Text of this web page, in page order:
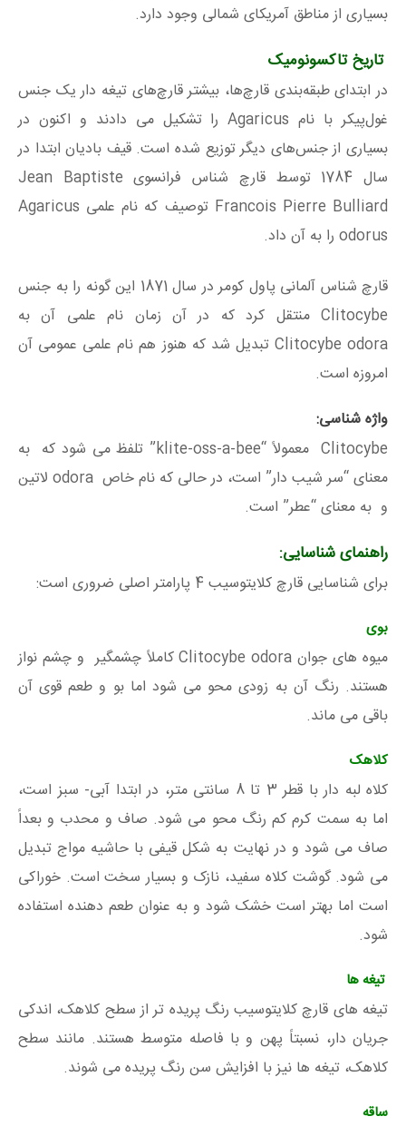
بسیاری از مناطق آمریکای شمالی وجود دارد.
تاریخ تاکسونومیک
در ابتدای طبقه‌بندی قارچ‌ها، بیشتر قارچ‌های تیغه دار یک جنس
غول‌پیکر با نام Agaricus را تشکیل می دادند و اکنون در
بسیاری از جنس‌های دیگر توزیع شده است. قیف بادیان ابتدا در
سال 1784 توسط قارچ شناس فرانسوی Jean Baptiste
Francois Pierre Bulliard توصیف که نام علمی Agaricus
odorus را به آن داد.
قارچ شناس آلمانی پاول کومر در سال 1871 این گونه را به جنس
Clitocybe منتقل کرد که در آن زمان نام علمی آن به
Clitocybe odora تبدیل شد که هنوز هم نام علمی عمومی آن
امروزه است.
واژه شناسی:
Clitocybe معمولاً “klite-oss-a-bee” تلفظ می شود که به
معنای “سر شیب دار” است، در حالی که نام خاص odora لاتین
و به معنای “عطر” است.
راهنمای شناسایی:
برای شناسایی قارچ کلایتوسیب 4 پارامتر اصلی ضروری است:
بوی
میوه های جوان Clitocybe odora کاملاً چشمگیر و چشم نواز
هستند. رنگ آن به زودی محو می شود اما بو و طعم قوی آن
باقی می ماند.
کلاهک
کلاه لبه دار با قطر 3 تا 8 سانتی متر، در ابتدا آبی- سبز است،
اما به سمت کرم کم رنگ محو می شود. صاف و محدب و بعداً
صاف می شود و در نهایت به شکل قیفی با حاشیه مواج تبدیل
می شود. گوشت کلاه سفید، نازک و بسیار سخت است. خوراکی
است اما بهتر است خشک شود و به عنوان طعم دهنده استفاده
شود.
تیغه ها
تیغه های قارچ کلایتوسیب رنگ پریده تر از سطح کلاهک، اندکی
جریان دار، نسبتاً پهن و با فاصله متوسط ​​هستند. مانند سطح
کلاهک، تیغه ها نیز با افزایش سن رنگ پریده می شوند.
ساقه